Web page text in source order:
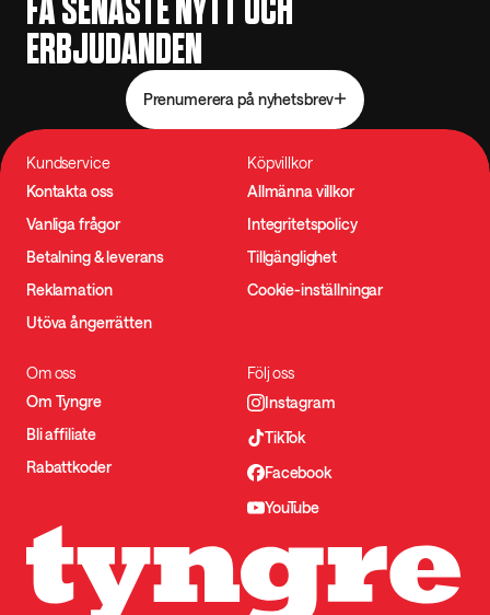
ERBJUDANDEN
Prenumerera på nyhetsbrev
Kundservice
Kontakta oss
Vanliga frågor
Betalning & leverans
Reklamation
Utöva ångerrätten
Köpvillkor
Allmänna villkor
Integritetspolicy
Tillgänglighet
Cookie-inställningar
Om oss
Om Tyngre
Bli affiliate
Rabattkoder
Följ oss
Instagram
TikTok
Facebook
YouTube